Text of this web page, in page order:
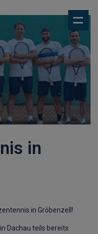
in
in Gröbenzell!
Dachau teils bereits